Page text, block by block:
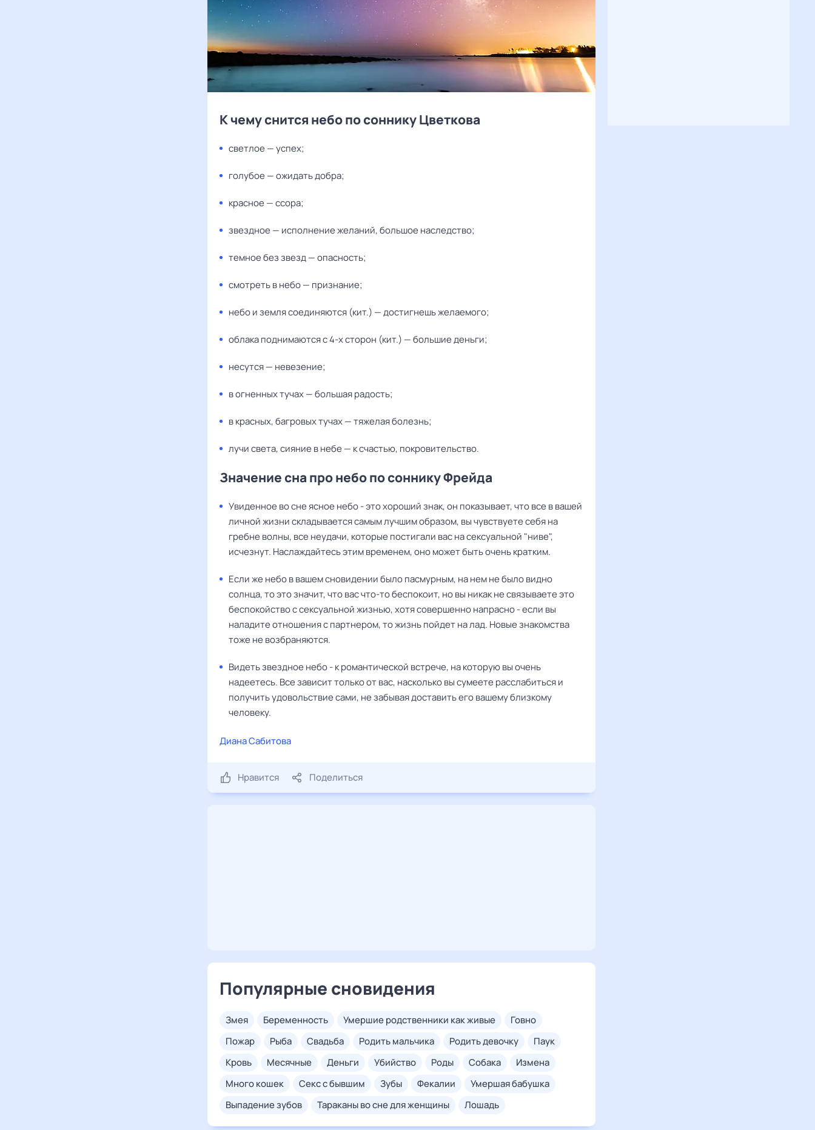
К чему снится небо по соннику Цветкова
светлое — успех;
голубое — ожидать добра;
красное — ссора;
звездное — исполнение желаний, большое наследство;
темное без звезд — опасность;
смотреть в небо — признание;
небо и земля соединяются (кит.) — достигнешь желаемого;
облака поднимаются с 4-х сторон (кит.) — большие деньги;
несутся — невезение;
в огненных тучах — большая радость;
в красных, багровых тучах — тяжелая болезнь;
лучи света, сияние в небе — к счастью, покровительство.
Значение сна про небо по соннику Фрейда
Увиденное во сне ясное небо - это хороший знак, он показывает, что все в вашей
личной жизни складывается самым лучшим образом, вы чувствуете себя на
гребне волны, все неудачи, которые постигали вас на сексуальной "ниве",
исчезнут. Наслаждайтесь этим временем, оно может быть очень кратким.
Если же небо в вашем сновидении было пасмурным, на нем не было видно
солнца, то это значит, что вас что-то беспокоит, но вы никак не связываете это
беспокойство с сексуальной жизнью, хотя совершенно напрасно - если вы
наладите отношения с партнером, то жизнь пойдет на лад. Новые знакомства
тоже не возбраняются.
Видеть звездное небо - к романтической встрече, на которую вы очень
надеетесь. Все зависит только от вас, насколько вы сумеете расслабиться и
получить удовольствие сами, не забывая доставить его вашему близкому
человеку.
Диана Сабитова
Нравится Поделиться
Популярные сновидения
змея беременность умершие родственники как живые
говно
пожар
рыба свадьба родить мальчика родить девочку
паук
кровь
месячные деньги убийство роды собака
измена
много кошек
секс с бывшим зубы фекалии
умершая бабушка
выпадение зубов
тараканы во сне для женщины лошадь